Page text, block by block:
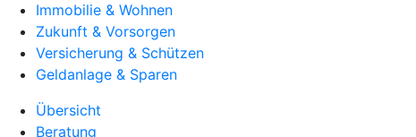
Immobilie & Wohnen
Zukunft & Vorsorgen
Versicherung & Schützen
Geldanlage & Sparen
Übersicht
Beratung